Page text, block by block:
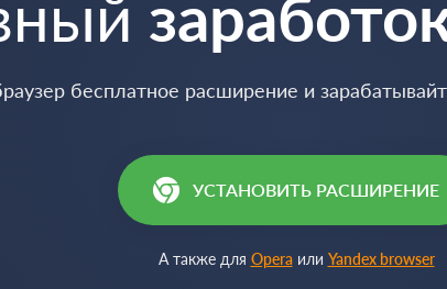
бесплатное расширение и
УСТАНОВИТЬ РАСШИРЕНИЕ
А также для Operaили Yandex browser